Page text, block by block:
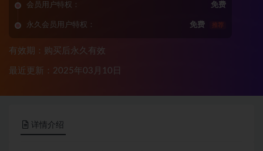
会员用户特权： 免费
永久会员用户特权： 免费 推荐
有效期：购买后永久有效
最近更新：2025年03月10日
详情介绍